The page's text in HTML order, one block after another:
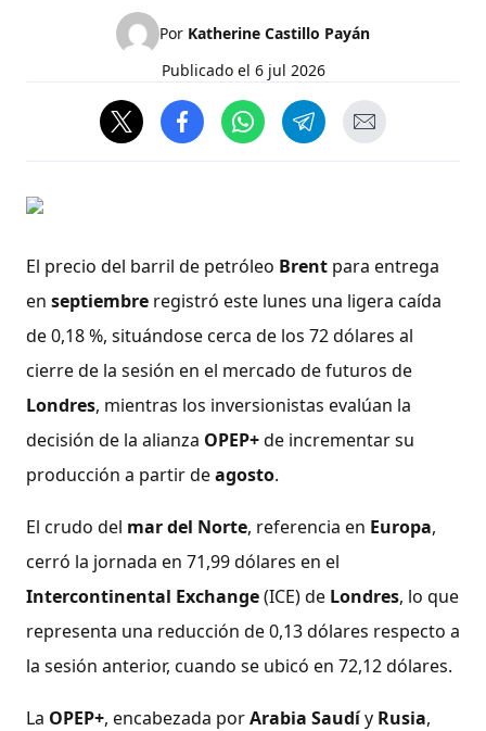
Por Katherine Castillo Payán
Publicado el 6 jul 2026
El precio del barril de petróleo Brent para entrega
en septiembre registró este lunes una ligera caída
de 0,18 %, situándose cerca de los 72 dólares al
cierre de la sesión en el mercado de futuros de
Londres, mientras los inversionistas evalúan la
decisión de la alianza OPEP+de incrementar su
producción a partir deagosto.
El crudo del mar del Norte, referencia en Europa,
cerró la jornada en 71,99 dólares en el
Intercontinental Exchange(ICE) de Londres, lo que
representa una reducción de 0,13 dólares respecto a
la sesión anterior, cuando se ubicó en 72,12 dólares.
La OPEP+, encabezada porArabia Saudíy Rusia,